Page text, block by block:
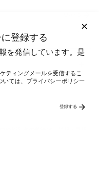
登録する
を発信しています。是
ティングメールを受信するこ
いては、プライバシーポリシー
登録する